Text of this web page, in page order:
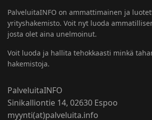
PalveluitaINFO on ammattimainen ja
yrityshakemisto. Voit nyt luoda
josta olet aina unelmoinut.
Voit luoda ja hallita tehokkaasti minkä
hakemistoja.
PalveluitaINFO
Sinikalliontie 14, 02630 Espoo
myynti(at)palveluita.info